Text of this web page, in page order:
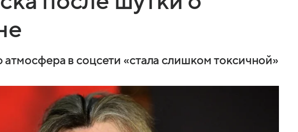
атмосфера в соцсети «стала слишком токсичной»